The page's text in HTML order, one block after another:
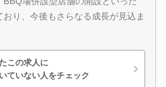
り、今後もさらなる成長が見込ま
この求人に
ていない人をチェック